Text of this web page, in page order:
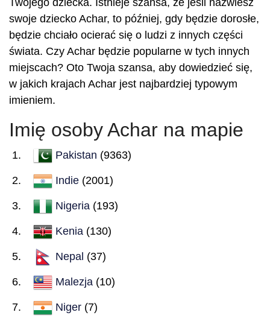
Twojego dziecka. Istnieje szansa, że jeśli nazwiesz
swoje dziecko Achar, to później, gdy będzie dorosłe,
będzie chciało ocierać się o ludzi z innych części
świata. Czy Achar będzie popularne w tych innych
miejscach? Oto Twoja szansa, aby dowiedzieć się,
w jakich krajach Achar jest najbardziej typowym
imieniem.
Imię osoby Achar na mapie
Pakistan (9363)
Indie (2001)
Nigeria (193)
Kenia (130)
Nepal (37)
Malezja (10)
Niger (7)